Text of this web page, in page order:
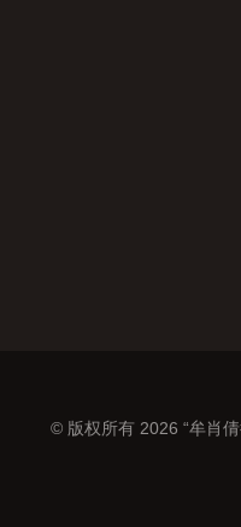
© 版权所有 2026 “牟肖